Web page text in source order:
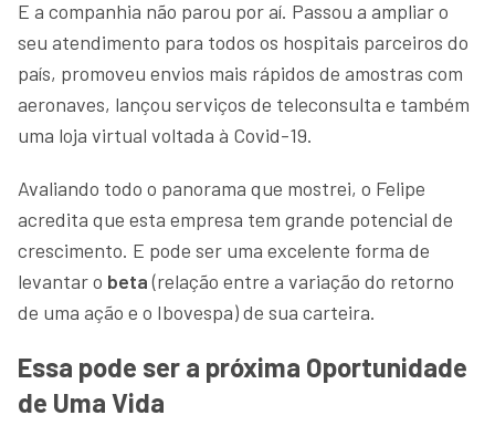
E a companhia não parou por aí. Passou a ampliar o
seu atendimento para todos os hospitais parceiros do
país, promoveu envios mais rápidos de amostras com
aeronaves, lançou serviços de teleconsulta e também
uma loja virtual voltada à Covid-19.
Avaliando todo o panorama que mostrei, o Felipe
acredita que esta empresa tem grande potencial de
crescimento. E pode ser uma excelente forma de
levantar o beta(relação entre a variação do retorno
de uma ação e o Ibovespa) de sua carteira.
Essa pode ser a próxima Oportunidade
de Uma Vida